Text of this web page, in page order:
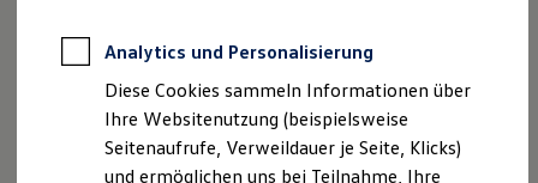
Professional Class bei Volkswagen
Behörden
Direktkunden
Sonderfahrzeuge
Anpfiff zum Gewinn
Analytics und Personalisierung
Diese Cookies sammeln Informationen über
Ihre Websitenutzung (beispielsweise
Seitenaufrufe, Verweildauer je Seite, Klicks)
und ermöglichen uns bei Teilnahme, Ihre